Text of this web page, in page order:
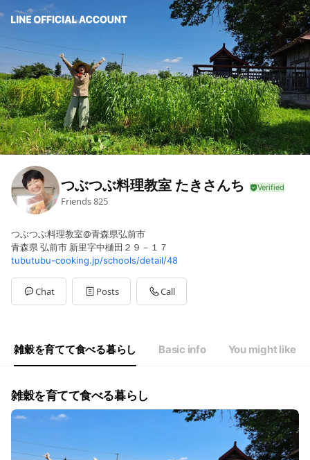
つぶつぶ料理教室 たきさんち
Friends825
つぶつぶ料理教室@青森県弘前市
青森県 弘前市 新里字中樋田２９－１７
tubutubu-cooking.jp/schools/detail/48
Chat Posts Call
雑穀を育てて食べる暮らし Basic info You might like
雑穀を育てて食べる暮らし